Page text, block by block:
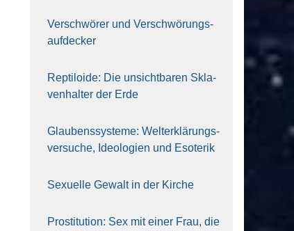
Ver­schwö­rer und Verschwörungs­
aufdecker
Rep­ti­lo­ide: Die unsicht­ba­ren Skla­
ven­hal­ter der Erde
Glau­bens­sys­te­me: Welt­erklä­rungs­
ver­su­che, Ideo­lo­gien und Eso­te­rik
Sexu­el­le Gewalt in der Kir­che
Pro­sti­tu­ti­on: Sex mit einer Frau, die